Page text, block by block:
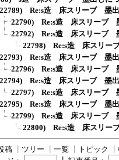
22789) Re:s造 床スリーブ 墨出
22790) Re:s造 床スリーブ
22792) Re:s造 床スリーブ
22798) Re:s造 床スリー
22793) Re:s造 床スリーブ 墨出
22796) Re:s造 床スリーブ
22794) Re:s造 床スリーブ 墨出
22797) Re:s造 床スリーブ
22795) Re:s造 床スリーブ 墨出
22799) Re:s造 床スリーブ
22800) Re:s造 床スリー
稿 ツリー 一覧 トピック